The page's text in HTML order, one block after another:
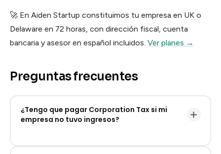
🚀 En Aiden Startup constituimos tu empresa en UK o
Delaware en 72 horas, con dirección fiscal, cuenta
bancaria y asesor en español incluidos. Ver planes →
Preguntas frecuentes
¿Tengo que pagar Corporation Tax si mi
empresa no tuvo ingresos?